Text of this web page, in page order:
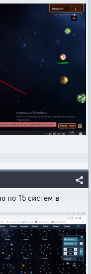
по 15 систем в